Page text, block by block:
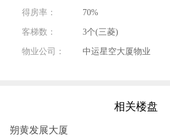
得房率： 70%
客梯数： 3个(三菱)
物业公司： 中运星空大厦物业
相关楼盘
朔黄发展大厦